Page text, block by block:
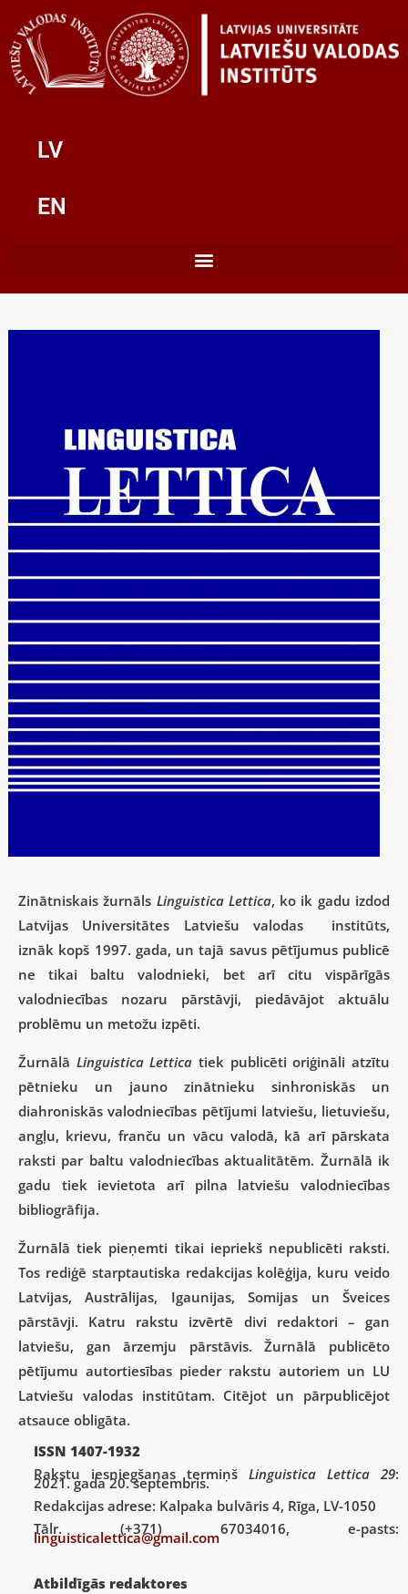
LV
EN
Zinātniskais žurnāls Linguistica Lettica, ko ik gadu izdod
Latvijas Universitātes Latviešu valodas institūts,
iznāk kopš 1997. gada, un tajā savus pētījumus publicē
ne tikai baltu valodnieki, bet arī citu vispārīgās
valodniecības nozaru pārstāvji, piedāvājot aktuālu
problēmu un metožu izpēti.
Žurnālā Linguistica Letticatiek publicēti oriģināli atzītu
pētnieku un jauno zinātnieku sinhroniskās un
diahroniskās valodniecības pētījumi latviešu, lietuviešu,
angļu, krievu, franču un vācu valodā, kā arī pārskata
raksti par baltu valodniecības aktualitātēm. Žurnālā ik
gadu tiek ievietota arī pilna latviešu valodniecības
bibliogrāfija.
Žurnālā tiek pieņemti tikai iepriekš nepublicēti raksti.
Tos rediģē starptautiska redakcijas kolēģija, kuru veido
Latvijas, Austrālijas, Igaunijas, Somijas un Šveices
pārstāvji. Katru rakstu izvērtē divi redaktori – gan
latviešu, gan ārzemju pārstāvis. Žurnālā publicēto
pētījumu autortiesības pieder rakstu autoriem un LU
Latviešu valodas institūtam. Citējot un pārpublicējot
atsauce obligāta.
ISSN 1407-1932
Rakstu iesniegšanas termiņš Linguistica Lettica 29:
2021. gada 20. septembris.
Redakcijas adrese: Kalpaka bulvāris 4, Rīga, LV-1050
Tālr. (+371) 67034016, e-pasts:
linguisticalettica@gmail.com
Atbildīgās redaktores